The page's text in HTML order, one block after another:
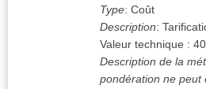
Type: Coût
Description:
Valeur technique :
Description de la
pondération ne peut